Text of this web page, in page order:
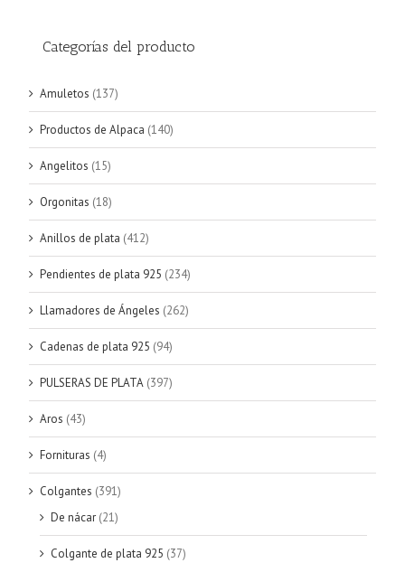
Categorías del producto
Amuletos (137)
Productos de Alpaca (140)
Angelitos (15)
Orgonitas (18)
Anillos de plata (412)
Pendientes de plata 925 (234)
Llamadores de Ángeles (262)
Cadenas de plata 925 (94)
PULSERAS DE PLATA (397)
Aros (43)
Fornituras (4)
Colgantes (391)
De nácar (21)
Colgante de plata 925 (37)